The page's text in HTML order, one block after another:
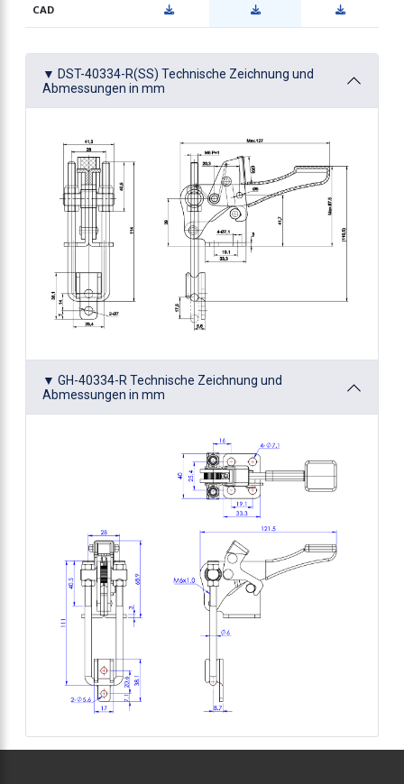
CAD
▼ DST-40334-R(SS) Technische Zeichnung und
Abmessungen in mm
▼ GH-40334-R Technische Zeichnung und
Abmessungen in mm